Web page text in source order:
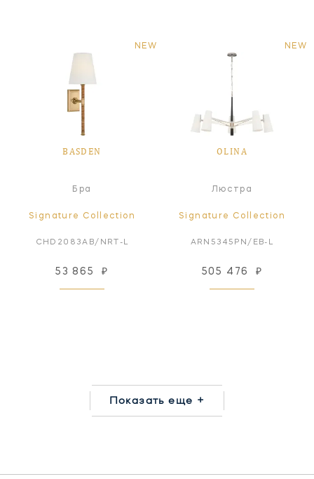
NEW
BASDEN
Бра
Signature Collection
CHD2083AB/NRT-L
53 865 ₽
NEW
OLINA
Люстра
Signature Collection
ARN5345PN/EB-L
505 476 ₽
Показать еще +